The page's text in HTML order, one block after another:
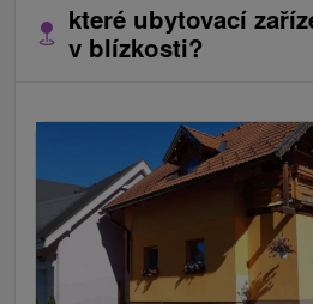
které ubytovací
v blízkosti?